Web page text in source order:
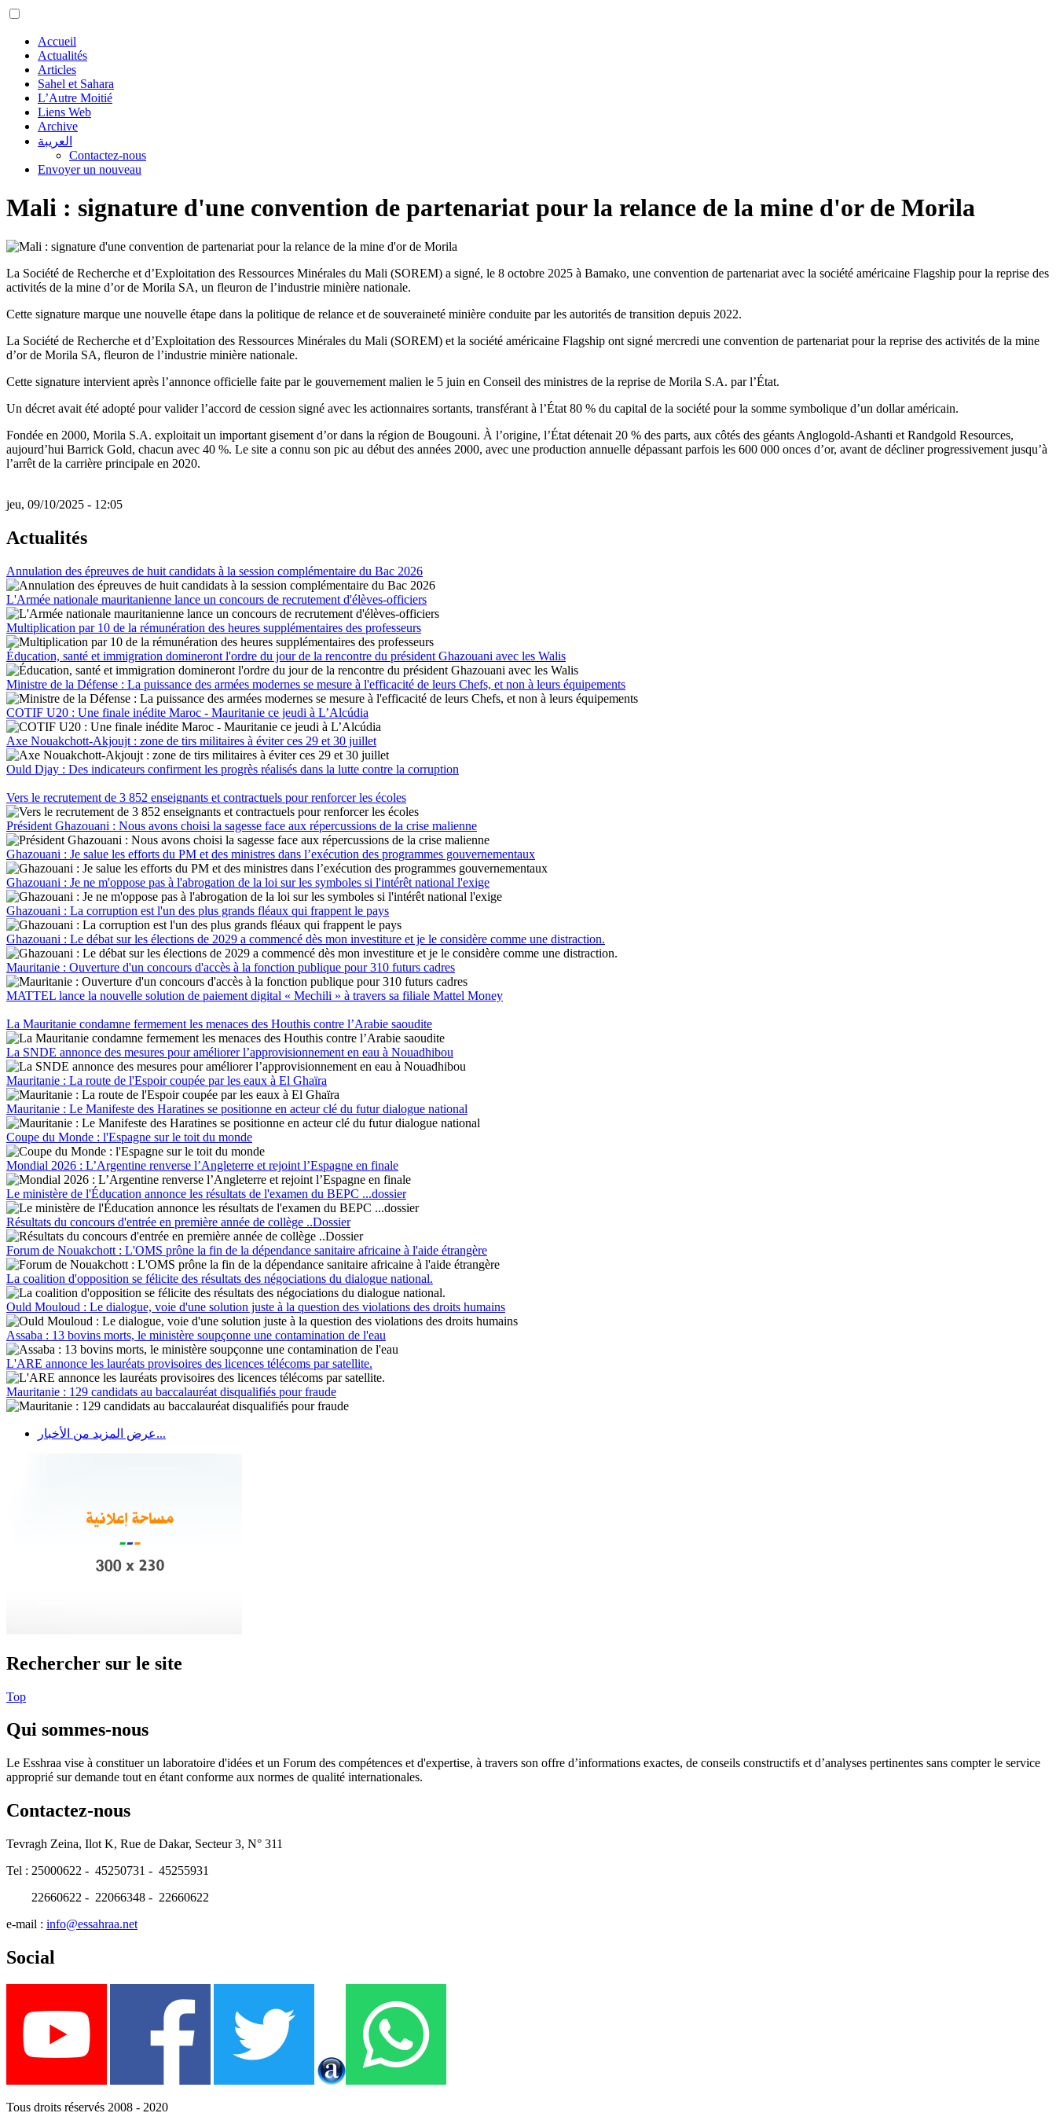
Accueil
Actualités
Articles
Sahel et Sahara
L’Autre Moitié
Liens Web
Archive
العريبة
Contactez-nous
Envoyer un nouveau
Mali : signature d'une convention de partenariat pour la relance de la mine d'or de Morila
La Société de Recherche et d’Exploitation des Ressources Minérales du Mali (SOREM) a signé, le 8 octobre 2025 à Bamako, une convention de partenariat avec la société américaine Flagship pour la reprise des
activités de la mine d’or de Morila SA, un fleuron de l’industrie minière nationale.
Cette signature marque une nouvelle étape dans la politique de relance et de souveraineté minière conduite par les autorités de transition depuis 2022.
La Société de Recherche et d’Exploitation des Ressources Minérales du Mali (SOREM) et la société américaine Flagship ont signé mercredi une convention de partenariat pour la reprise des activités de la mine
d’or de Morila SA, fleuron de l’industrie minière nationale.
Cette signature intervient après l’annonce officielle faite par le gouvernement malien le 5 juin en Conseil des ministres de la reprise de Morila S.A. par l’État.
Un décret avait été adopté pour valider l’accord de cession signé avec les actionnaires sortants, transférant à l’État 80 % du capital de la société pour la somme symbolique d’un dollar américain.
Fondée en 2000, Morila S.A. exploitait un important gisement d’or dans la région de Bougouni. À l’origine, l’État détenait 20 % des parts, aux côtés des géants Anglogold-Ashanti et Randgold Resources,
aujourd’hui Barrick Gold, chacun avec 40 %. Le site a connu son pic au début des années 2000, avec une production annuelle dépassant parfois les 600 000 onces d’or, avant de décliner progressivement jusqu’à
l’arrêt de la carrière principale en 2020.
jeu, 09/10/2025 - 12:05
Actualités
Annulation des épreuves de huit candidats à la session complémentaire du Bac 2026
L'Armée nationale mauritanienne lance un concours de recrutement d'élèves-officiers
Multiplication par 10 de la rémunération des heures supplémentaires des professeurs
Éducation, santé et immigration domineront l'ordre du jour de la rencontre du président Ghazouani avec les Walis
Ministre de la Défense : La puissance des armées modernes se mesure à l'efficacité de leurs Chefs, et non à leurs équipements
COTIF U20 : Une finale inédite Maroc - Mauritanie ce jeudi à L’Alcúdia
Axe Nouakchott-Akjoujt : zone de tirs militaires à éviter ces 29 et 30 juillet
Ould Djay : Des indicateurs confirment les progrès réalisés dans la lutte contre la corruption
Vers le recrutement de 3 852 enseignants et contractuels pour renforcer les écoles
Président Ghazouani : Nous avons choisi la sagesse face aux répercussions de la crise malienne
Ghazouani : Je salue les efforts du PM et des ministres dans l’exécution des programmes gouvernementaux
Ghazouani : Je ne m'oppose pas à l'abrogation de la loi sur les symboles si l'intérêt national l'exige
Ghazouani : La corruption est l'un des plus grands fléaux qui frappent le pays
Ghazouani : Le débat sur les élections de 2029 a commencé dès mon investiture et je le considère comme une distraction.
Mauritanie : Ouverture d'un concours d'accès à la fonction publique pour 310 futurs cadres
MATTEL lance la nouvelle solution de paiement digital « Mechili » à travers sa filiale Mattel Money
La Mauritanie condamne fermement les menaces des Houthis contre l’Arabie saoudite
La SNDE annonce des mesures pour améliorer l’approvisionnement en eau à Nouadhibou
Mauritanie : La route de l'Espoir coupée par les eaux à El Ghaïra
Mauritanie : Le Manifeste des Haratines se positionne en acteur clé du futur dialogue national
Coupe du Monde : l'Espagne sur le toit du monde
Mondial 2026 : L’Argentine renverse l’Angleterre et rejoint l’Espagne en finale
Le ministère de l'Éducation annonce les résultats de l'examen du BEPC ...dossier
Résultats du concours d'entrée en première année de collège ..Dossier
Forum de Nouakchott : L'OMS prône la fin de la dépendance sanitaire africaine à l'aide étrangère
La coalition d'opposition se félicite des résultats des négociations du dialogue national.
Ould Mouloud : Le dialogue, voie d'une solution juste à la question des violations des droits humains
Assaba : 13 bovins morts, le ministère soupçonne une contamination de l'eau
L'ARE annonce les lauréats provisoires des licences télécoms par satellite.
Mauritanie : 129 candidats au baccalauréat disqualifiés pour fraude
عرض المزيد من الأخبار...
Rechercher sur le site
Top
Qui sommes-nous
Le Esshraa vise à constituer un laboratoire d'idées et un Forum des compétences et d'expertise, à travers son offre d’informations exactes, de conseils constructifs et d’analyses pertinentes sans compter le service
approprié sur demande tout en étant conforme aux normes de qualité internationales.
Contactez-nous
Tevragh Zeina, Ilot K, Rue de Dakar, Secteur 3, N° 311
Tel : 25000622 - 45250731 - 45255931
22660622 - 22066348 - 22660622
e-mail : info@essahraa.net
Social
Tous droits réservés 2008 - 2020